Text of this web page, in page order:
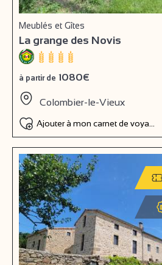
Meublés et Gîtes
La grange des Novis
à partir de 1080€
Colombier-le-Vieux
Ajouter à mon carnet de voyage